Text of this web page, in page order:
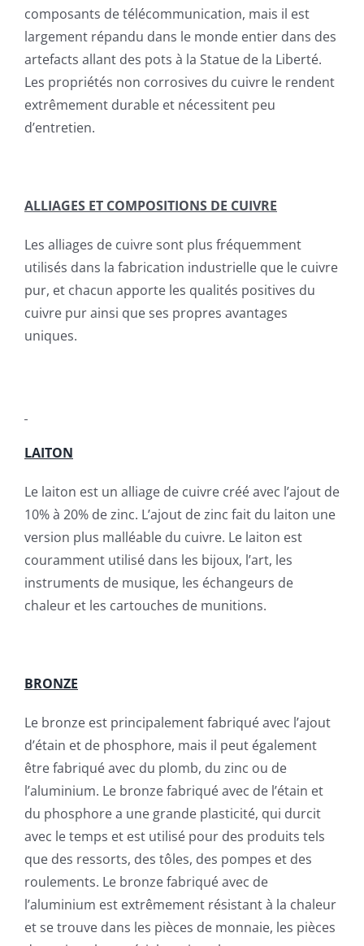
composants de télécommunication, mais il est
largement répandu dans le monde entier dans des
artefacts allant des pots à la Statue de la Liberté.
Les propriétés non corrosives du cuivre le rendent
extrêmement durable et nécessitent peu
d’entretien.
ALLIAGES ET COMPOSITIONS DE CUIVRE
Les alliages de cuivre sont plus fréquemment
utilisés dans la fabrication industrielle que le cuivre
pur, et chacun apporte les qualités positives du
cuivre pur ainsi que ses propres avantages
uniques.
LAITON
Le laiton est un alliage de cuivre créé avec l’ajout de
10% à 20% de zinc. L’ajout de zinc fait du laiton une
version plus malléable du cuivre. Le laiton est
couramment utilisé dans les bijoux, l’art, les
instruments de musique, les échangeurs de
chaleur et les cartouches de munitions.
BRONZE
Le bronze est principalement fabriqué avec l’ajout
d’étain et de phosphore, mais il peut également
être fabriqué avec du plomb, du zinc ou de
l’aluminium. Le bronze fabriqué avec de l’étain et
du phosphore a une grande plasticité, qui durcit
avec le temps et est utilisé pour des produits tels
que des ressorts, des tôles, des pompes et des
roulements. Le bronze fabriqué avec de
l’aluminium est extrêmement résistant à la chaleur
et se trouve dans les pièces de monnaie, les pièces